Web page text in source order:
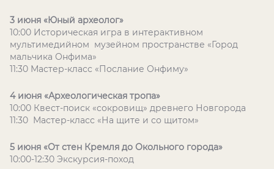
3 июня «Юный археолог»
10:00 Историческая игра в интерактивном
мультимедийном музейном пространстве «Город
мальчика Онфима»
11:30 Мастер-класс «Послание Онфиму»
4 июня «Археологическая тропа»
10:00 Квест-поиск «сокровищ» древнего Новгорода
11:30 Мастер-класс «На щите и со щитом»
5 июня «От стен Кремля до Окольного города»
10:00-12:30 Экскурсия-поход